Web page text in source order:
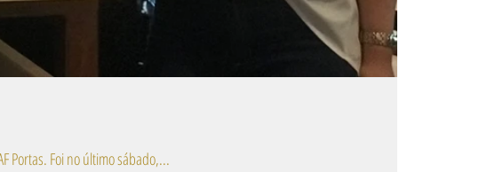
Mais um dia para comemorar o comprometimento gerador de resultados da equipe comercial interna da MAPAF Portas. Foi no último sábado,...